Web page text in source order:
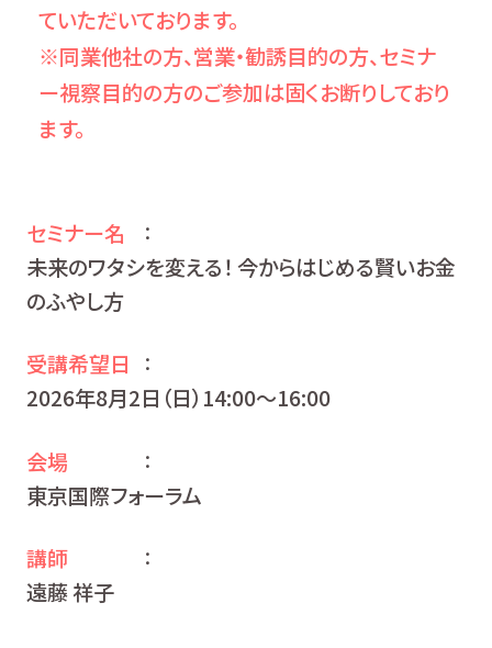
ていただいております。
※同業他社の方、営業・勧誘目的の方、セミナ
ー視察目的の方のご参加は固くお断りしており
ます。
セミナー名 ：
未来のワタシを変える！ 今からはじめる賢いお金
のふやし方
受講希望日 ：
2026年8月2日（日）14:00〜16:00
会場 ：
東京国際フォーラム
講師 ：
遠藤 祥子